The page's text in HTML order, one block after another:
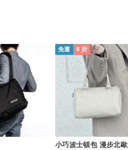
免運 8 折
小巧波士頓包 漫步北歐